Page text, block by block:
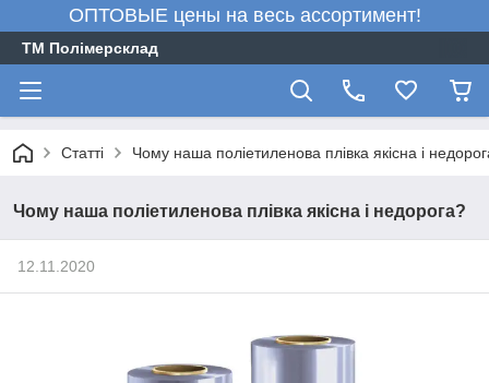
ОПТОВЫЕ цены на весь ассортимент!
ТМ Полімерсклад
Статті Чому наша поліетиленова плівка якісна і
Чому наша поліетиленова плівка якісна і недорога?
12.11.2020